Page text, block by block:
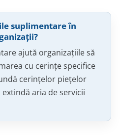
suplimentare în
ajută organizațiile să
cu cerințe specifice
cerințelor piețelor
aria de servicii